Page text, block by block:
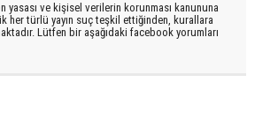
yasası ve kişisel verilerin korunması kanununa
her türlü yayın suç teşkil ettiğinden, kurallara
Lütfen bir aşağıdaki facebook yorumları